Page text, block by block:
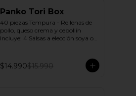
Panko Tori Box
40 piezas Tempura - Rellenas de
pollo, queso crema y cebollín
Incluye: 4 Salsas a elección soya o
$14.990$15.990